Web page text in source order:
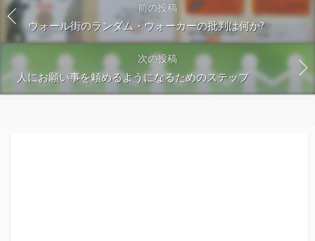
前の投稿
ウォール街のランダム・ウォーカーの批判は何か?
次の投稿
人にお願い事を頼めるようになるためのステップ